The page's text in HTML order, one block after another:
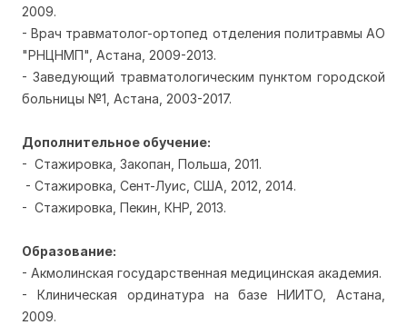
2009.
- Врач травматолог-ортопед отделения политравмы АО
"РНЦНМП", Астана, 2009-2013.
- Заведующий травматологическим пунктом городской
больницы №1, Астана, 2003-2017.
Дополнительное обучение:
- Стажировка, Закопан, Польша, 2011.
- Стажировка, Сент-Луис, США, 2012, 2014.
- Стажировка, Пекин, КНР, 2013.
Образование:
- Акмолинская государственная медицинская академия.
- Клиническая ординатура на базе НИИТО, Астана,
2009.